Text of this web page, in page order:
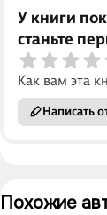
У книги
станьте
Как вам эта
Написать
Похожие